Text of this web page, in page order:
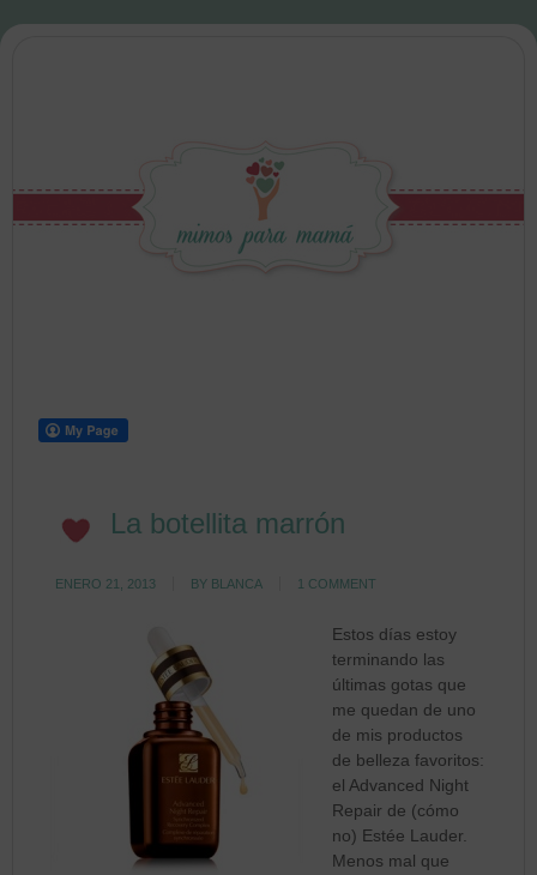
La botellita marrón
ENERO 21, 2013 BY BLANCA 1 COMMENT
Estos días estoy
terminando las
últimas gotas que
me quedan de uno
de mis productos
de belleza favoritos:
el Advanced Night
Repair de (cómo
no) Estée Lauder.
Menos mal que